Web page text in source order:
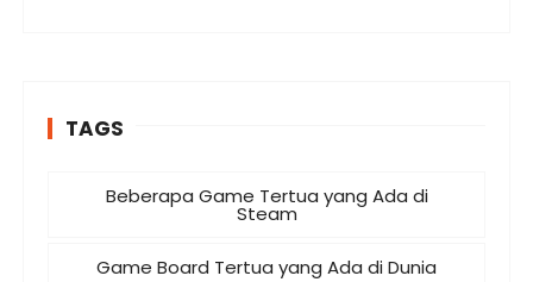
TAGS
Beberapa Game Tertua yang Ada di
Steam
Game Board Tertua yang Ada di Dunia